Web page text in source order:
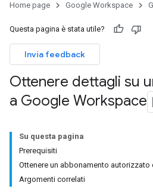
Home page Google Workspace
Questa pagina è stata utile?
Invia feedback
Ottenere dettagli su
a Google Workspace
Su questa pagina
Prerequisiti
Ottenere un abbonamento autorizzato
Argomenti correlati